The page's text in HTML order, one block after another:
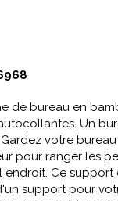
de bureau en
Un
votre
pour ranger les
endroit. Ce
support pour